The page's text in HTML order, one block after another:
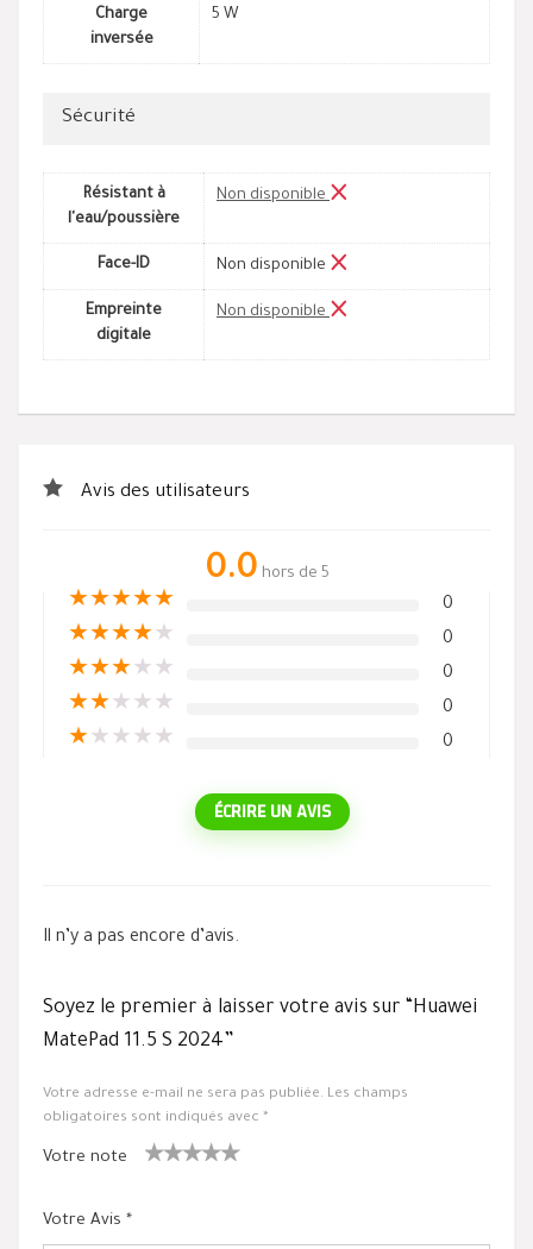
Charge
inversée
5 W
Sécurité
Résistant à
l'eau/poussière
Non disponible
Face-ID Non disponible
Empreinte
digitale
Non disponible
Avis des utilisateurs
0.0 hors de 5
★★★★★ 0
★★★★★ 0
★★★★ ★ 0
★★★ ★ ★ 0
★★ ★ ★ ★ 0
ÉCRIRE UN AVIS
Il n’y a pas encore d’avis.
Soyez le premier à laisser votre avis sur “Huawei
MatePad 11.5 S 2024”
Votre adresse e-mail ne sera pas publiée. Les champs
obligatoires sont indiqués avec *
Votre note
oil
sur
Votre Avis *